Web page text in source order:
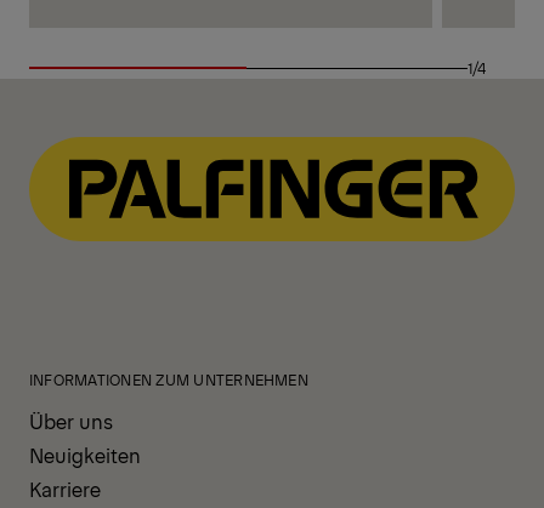
1/4
INFORMATIONEN ZUM UNTERNEHMEN
Über uns
Neuigkeiten
Karriere